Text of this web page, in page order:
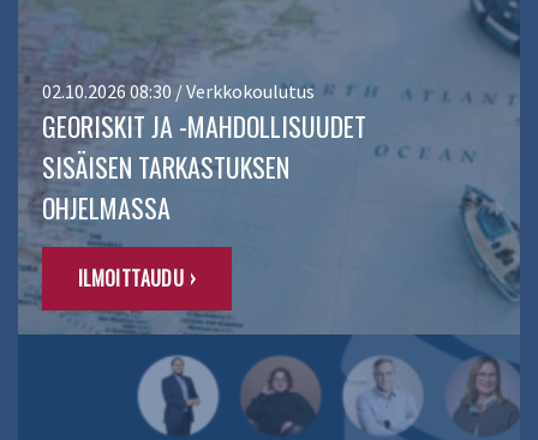
02.10.2026 08:30 / Verkkokoulutus
GEORISKIT JA -MAHDOLLISUUDET
SISÄISEN TARKASTUKSEN
OHJELMASSA
ILMOITTAUDU ›